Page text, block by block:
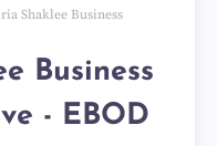
Shaklee Business
Business
- EBOD